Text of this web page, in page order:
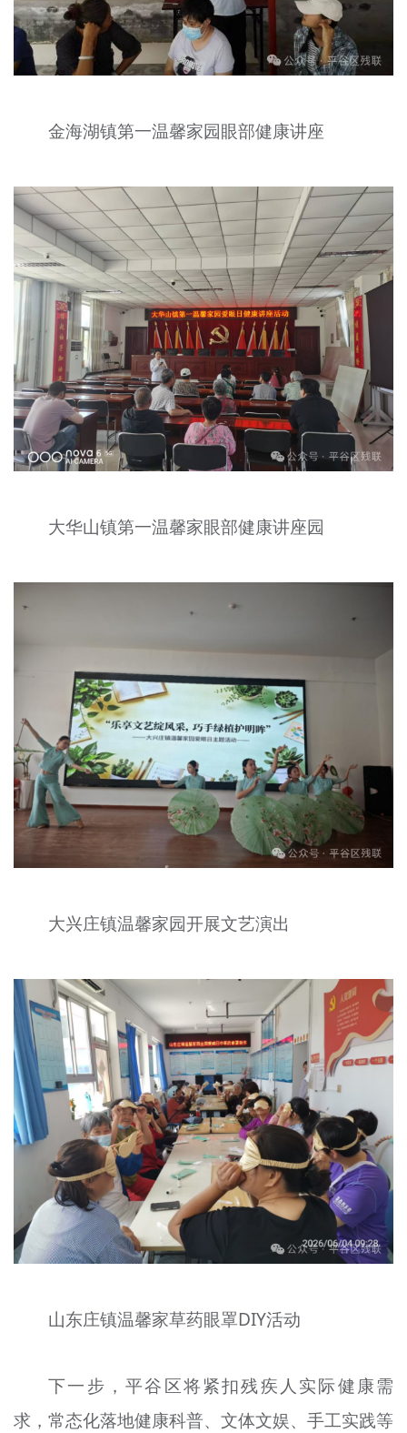
金海湖镇第一温馨家园眼部健康讲座
大华山镇第一温馨家眼部健康讲座园
大兴庄镇温馨家园开展文艺演出
山东庄镇温馨家草药眼罩DIY活动
下一步，平谷区将紧扣残疾人实际健康需
求，常态化落地健康科普、文体文娱、手工实践等